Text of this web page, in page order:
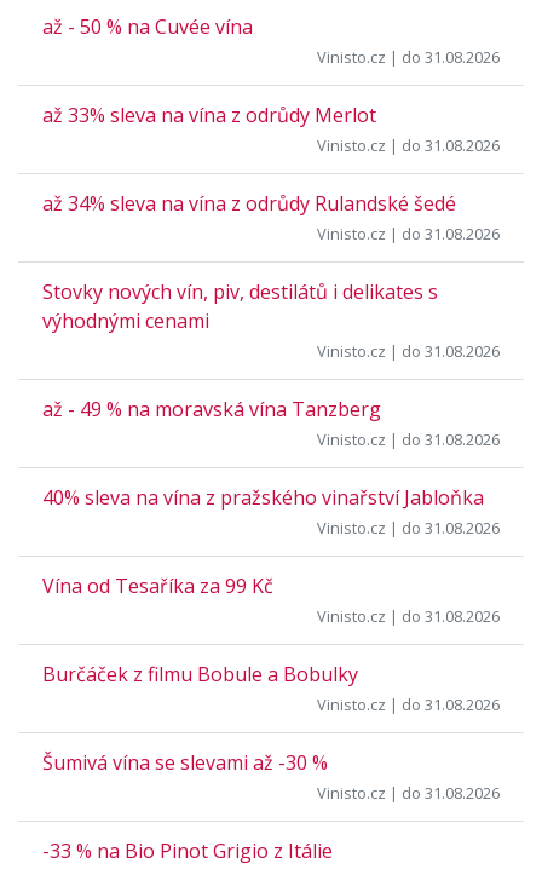
až - 50 % na Cuvée vína
Vinisto.cz | do 31.08.2026
až 33% sleva na vína z odrůdy Merlot
Vinisto.cz | do 31.08.2026
až 34% sleva na vína z odrůdy Rulandské šedé
Vinisto.cz | do 31.08.2026
Stovky nových vín, piv, destilátů i delikates s
výhodnými cenami
Vinisto.cz | do 31.08.2026
až - 49 % na moravská vína Tanzberg
Vinisto.cz | do 31.08.2026
40% sleva na vína z pražského vinařství Jabloňka
Vinisto.cz | do 31.08.2026
Vína od Tesaříka za 99 Kč
Vinisto.cz | do 31.08.2026
Burčáček z filmu Bobule a Bobulky
Vinisto.cz | do 31.08.2026
Šumivá vína se slevami až -30 %
Vinisto.cz | do 31.08.2026
-33 % na Bio Pinot Grigio z Itálie